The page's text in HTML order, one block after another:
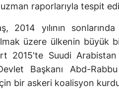
raporlarıyla tespit
2014 yılının
üzere ülkenin büyük
2015'te Suudi
Başkanı Abd-
bir askeri koalisyon